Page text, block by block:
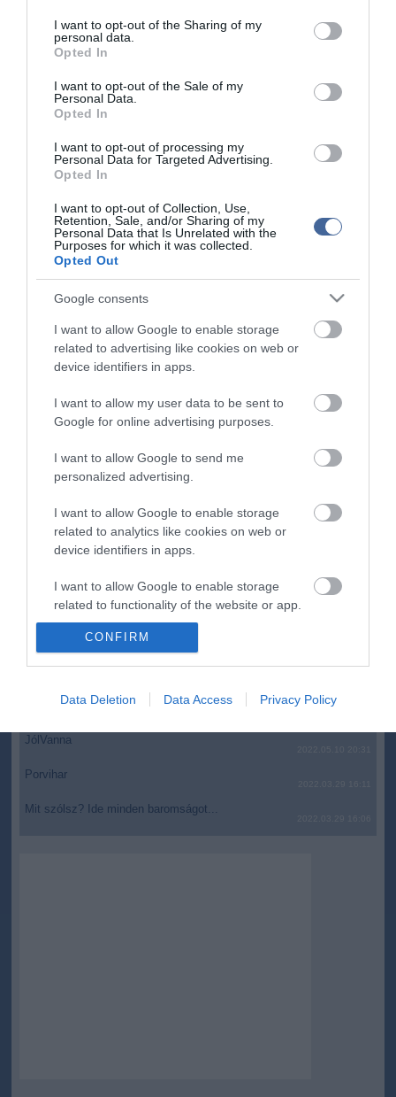
not limited to your visit or usage behaviour. You may click to
grant or deny consent to Google and its third-party tags to
use your data for below specified purposes in below Google
consent section.
I want to opt-out of the Sharing of my
personal data.
Opted In
I want to opt-out of the Sale of my
Personal Data.
Opted In
I want to opt-out of processing my
Personal Data for Targeted Advertising.
Opted In
I want to opt-out of Collection, Use,
Retention, Sale, and/or Sharing of my
Personal Data that Is Unrelated with the
Purposes for which it was collected.
Opted Out
Google consents
I want to allow Google to enable storage
related to advertising like cookies on web or
device identifiers in apps.
I want to allow my user data to be sent to
Google for online advertising purposes.
I want to allow Google to send me
personalized advertising.
I want to allow Google to enable storage
related to analytics like cookies on web or
device identifiers in apps.
I want to allow Google to enable storage
related to functionality of the website or app.
I want to allow Google to enable storage
I want to allow Google to enable storage
functionality and fraud prevention, and other
CONFIRM
Data Deletion Data Access Privacy Policy
Figyelem! A cikkhez hozzáfűzött hozzászólások nem a
network nézeteit
tükrözik. A szerkesztőség mindössze a hírek publikációjával foglalkozik, a
tartalmazzák.
Kérjük, kulturáltan, mások személyiségi jogainak és jó hírnevének tiszteletben
tartásával kommenteljenek!
ma.hu legfrissebb hírei:
Nagy erőkkel keresik a szomjazó gólyát megmentő
Árpádot
Magyar Péter: átfogó energiafejlesztési tervet fogadott el a
Kenyában bezzeg minden zöldebb
Második világháborús német katonai motorkerékpár
A Tisza-frakció kezdeményezte, hogy jövő kedden legyen
az államfőválasztás
Szomjazó gólyának adott inni egy férfi Tiszakécskénél -
megható pillanatot rögzített a kamera
delfinanya
top cikkek:
Nem is olyan egészséges a népszerű banán?
top fórum témák:
Tanár Úr gyere, mindjárt lesz Lillád!
AZ IGAZSÁG SOHA NEM KÉSŐ
JólVanna
Porvihar
Mit szólsz? Ide minden baromságot...